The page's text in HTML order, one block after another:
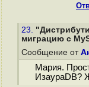
23.
миграцию с
Сообщение от
Мария.
ИзаураDB?